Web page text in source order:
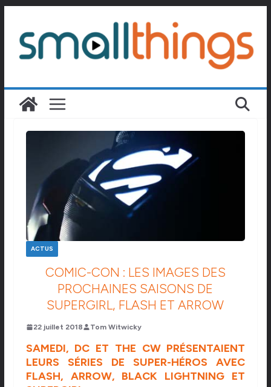
contenu
ACTUS
COMIC-CON : LES IMAGES DES
PROCHAINES SAISONS DE
SUPERGIRL, FLASH ET ARROW
22 juillet 2018 Tom Witwicky
SAMEDI, DC ET THE CW PRÉSENTAIENT
LEURS SÉRIES DE SUPER-HÉROS AVEC
FLASH, ARROW, BLACK LIGHTNING ET